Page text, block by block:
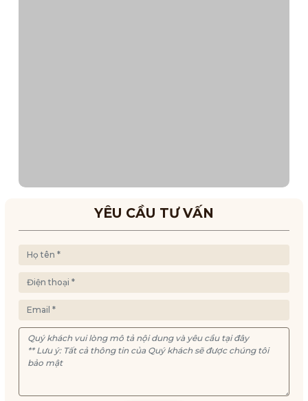
YÊU CẦU TƯ VẤN